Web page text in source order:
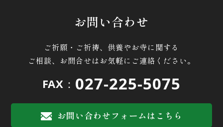
お問い合わせ
ご祈願・ご祈祷、供養やお寺に関する
ご相談、お問合せはお気軽にご連絡ください。
FAX： 027-225-5075
お問い合わせフォームはこちら